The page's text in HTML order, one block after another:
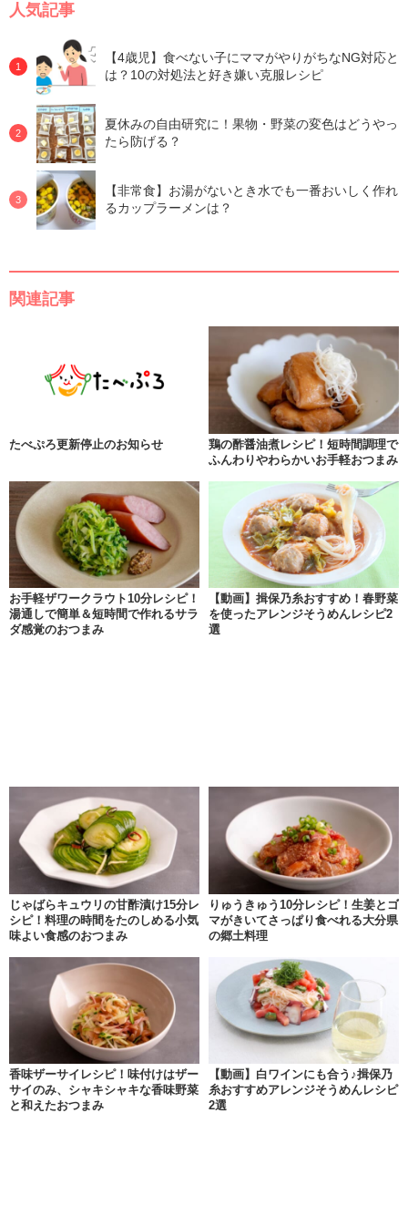
人気記事
【4歳児】食べない子にママがやりがちなNG対応と
は？10の対処法と好き嫌い克服レシピ
夏休みの自由研究に！果物・野菜の変色はどうやっ
たら防げる？
【非常食】お湯がないとき水でも一番おいしく作れ
るカップラーメンは？
関連記事
たべぷろ更新停止のお知らせ
鶏の酢醤油煮レシピ！短時間調理で
ふんわりやわらかいお手軽おつまみ
お手軽ザワークラウト10分レシピ！
湯通しで簡単＆短時間で作れるサラ
ダ感覚のおつまみ
【動画】揖保乃糸おすすめ！春野菜
を使ったアレンジそうめんレシピ2
選
じゃばらキュウリの甘酢漬け15分レ
シピ！料理の時間をたのしめる小気
味よい食感のおつまみ
りゅうきゅう10分レシピ！生姜とゴ
マがきいてさっぱり食べれる大分県
の郷土料理
香味ザーサイレシピ！味付けはザー
サイのみ、シャキシャキな香味野菜
と和えたおつまみ
【動画】白ワインにも合う♪揖保乃
糸おすすめアレンジそうめんレシピ
2選